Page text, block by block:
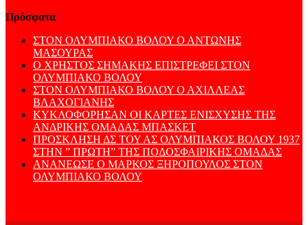
Πρόσφατα
ΣΤΟΝ ΟΛΥΜΠΙΑΚΟ ΒΟΛΟΥ Ο ΑΝΤΩΝΗΣ
ΜΑΣΟΥΡΑΣ
Ο ΧΡΗΣΤΟΣ ΣΗΜΑΚΗΣ ΕΠΙΣΤΡΕΦΕΙ ΣΤΟΝ
ΟΛΥΜΠΙΑΚΟ ΒΟΛΟΥ
ΣΤΟΝ ΟΛΥΜΠΙΑΚΟ ΒΟΛΟΥ Ο ΑΧΙΛΛΕΑΣ
ΒΛΑΧΟΓΙΑΝΗΣ
ΚΥΚΛΟΦΟΡΗΣΑΝ ΟΙ ΚΑΡΤΕΣ ΕΝΙΣΧΥΣΗΣ ΤΗΣ
ΑΝΔΡΙΚΗΣ ΟΜΑΔΑΣ ΜΠΑΣΚΕΤ
ΠΡΟΣΚΛΗΣΗ ΔΣ ΤΟΥ ΑΣ ΟΛΥΜΠΙΑΚΟΣ ΒΟΛΟΥ 1937
ΣΤΗΝ ” ΠΡΩΤΗ” ΤΗΣ ΠΟΔΟΣΦΑΙΡΙΚΗΣ ΟΜΑΔΑΣ
ΑΝΑΝΕΩΣΕ Ο ΜΑΡΚΟΣ ΞΗΡΟΠΟΥΛΟΣ ΣΤΟΝ
ΟΛΥΜΠΙΑΚΟ ΒΟΛΟΥ